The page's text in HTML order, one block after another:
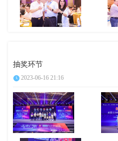
抽奖环节
2023-06-16 21:16